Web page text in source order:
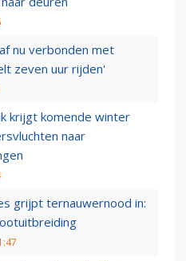
nu verbonden met
zeven uur rijden'
krijgt komende winter
naar
grijpt ternauwernood in: